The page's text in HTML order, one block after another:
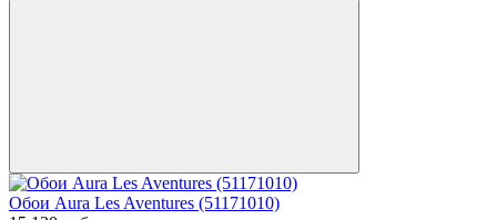
Обои Aura Les Aventures (51171010)